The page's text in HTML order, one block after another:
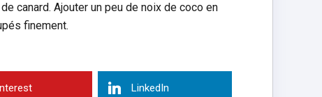
canard. Ajouter un peu de noix de coco en
finement.
LinkedIn